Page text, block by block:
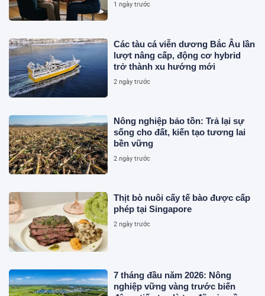
1 ngày trước
Các tàu cá viễn dương Bắc Âu lần
lượt nâng cấp, động cơ hybrid
trở thành xu hướng mới
2 ngày trước
Nông nghiệp bảo tồn: Trả lại sự
sống cho đất, kiến tạo tương lai
bền vững
2 ngày trước
Thịt bò nuôi cấy tế bào được cấp
phép tại Singapore
2 ngày trước
7 tháng đầu năm 2026: Nông
nghiệp vững vàng trước biến